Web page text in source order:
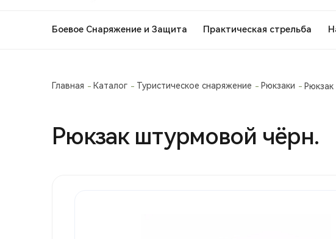
Боевое Снаряжение и Защита Практическая стрельба
Главная Каталог Туристическое снаряжение Рюкзаки
Рюкзак штурмовой чёрн.